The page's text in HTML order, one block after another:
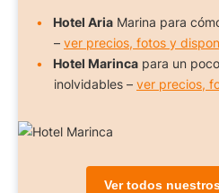
Hotel Aria Marina para
– ver precios, fotos y
Hotel Marinca para un
inolvidables – ver precios,
Ver todos